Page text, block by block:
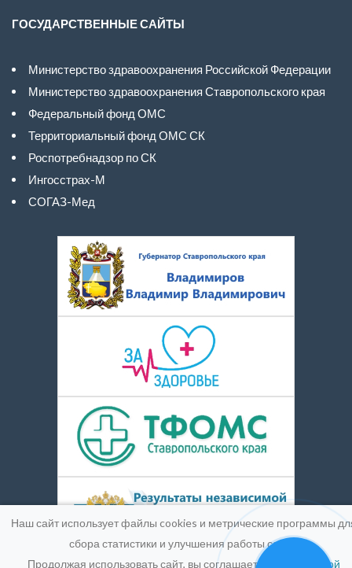
ГОСУДАРСТВЕННЫЕ САЙТЫ
Министерство здравоохранения Российской Федерации
Министерство здравоохранения Ставропольского края
Федеральный фонд ОМС
Территориальный фонд ОМС СК
Роспотребнадзор по СК
Ингосстрах-М
СОГАЗ-Мед
Наш сайт использует файлы cookies и метрические программы
сбора статистики и улучшения работы сайта.
Продолжая использовать сайт, вы соглашаетесь с
Политикой